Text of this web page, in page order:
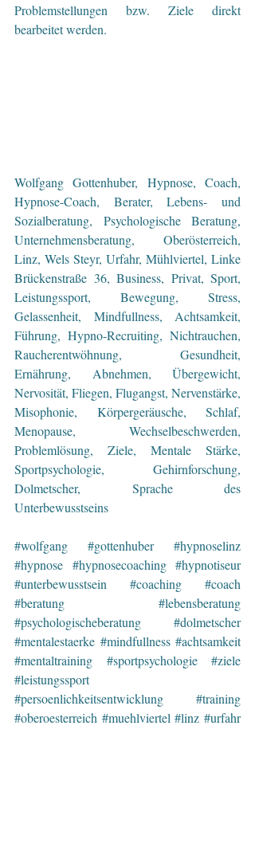
Problemstellungen bzw. Ziele direkt
bearbeitet werden.
Wolfgang Gottenhuber, Hypnose, Coach,
Hypnose-Coach, Berater, Lebens- und
Sozialberatung, Psychologische Beratung,
Unternehmensberatung, Oberösterreich,
Linz, Wels Steyr, Urfahr, Mühlviertel, Linke
Brückenstraße 36, Business, Privat, Sport,
Leistungssport, Bewegung, Stress,
Gelassenheit, Mindfullness, Achtsamkeit,
Führung, Hypno-Recruiting, Nichtrauchen,
Raucherentwöhnung, Gesundheit,
Ernährung, Abnehmen, Übergewicht,
Nervosität, Fliegen, Flugangst, Nervenstärke,
Misophonie, Körpergeräusche, Schlaf,
Menopause, Wechselbeschwerden,
Problemlösung, Ziele, Mentale Stärke,
Sportpsychologie, Gehirnforschung,
Dolmetscher, Sprache des
Unterbewusstseins
#wolfgang #gottenhuber
#hypnoselinz
#hypnose #hypnosecoaching #hypnotiseur
#unterbewusstsein
#coaching
#coach
#beratung
#lebensberatung
#psychologischeberatung
#dolmetscher
#mentalestaerke #mindfullness #achtsamkeit
#mentaltraining
#sportpsychologie
#ziele
#leistungssport
#persoenlichkeitsentwicklung
#training
#oberoesterreich #muehlviertel #linz #urfahr